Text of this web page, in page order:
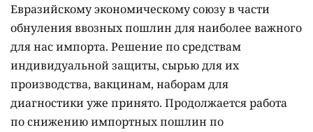
Евразийскому экономическому союзу в части
обнуления ввозных пошлин для наиболее важного
для нас импорта. Решение по средствам
индивидуальной защиты, сырью для их
производства, вакцинам, наборам для
диагностики уже принято. Продолжается работа
по снижению импортных пошлин по